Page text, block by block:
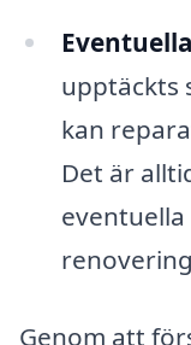
upptäckts
kan
Det är
Genom att